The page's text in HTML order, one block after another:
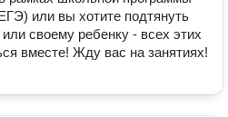
или вы хотите подтянуть
своему ребенку - всех этих
вместе! Жду вас на занятиях!